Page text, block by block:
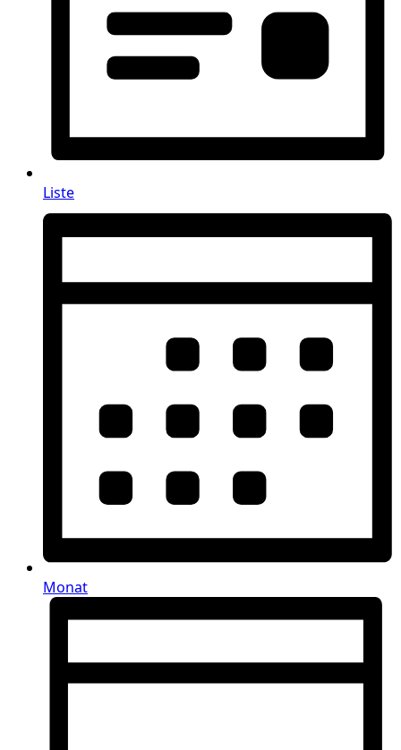
Liste
Monat